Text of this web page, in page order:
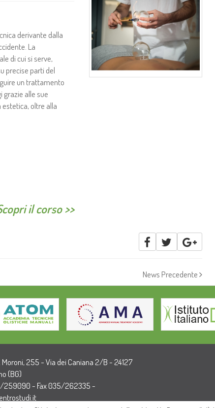
derivante dalla
La
di cui si serve,
precise parti del
un trattamento
grazie alle sue
oltre alla
il corso >>
News Precedente
Moroni, 255 - Via dei Caniana 2/B - 24127
(BG)
259090 - Fax 035/262335 -